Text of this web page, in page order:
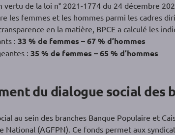
vertu de la loi n° 2021-1774 du 24 décembre
les femmes et les hommes parmi les cadres
en la matière, BPCE a calculé les
: 33 % de femmes – 67 % d’hommes
: 35 % de femmes – 65 % d’hommes
du dialogue social des
au sein des branches Banque Populaire et
National (AGFPN). Ce fonds permet aux